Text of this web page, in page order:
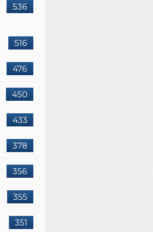
536
516
476
450
433
378
356
355
351